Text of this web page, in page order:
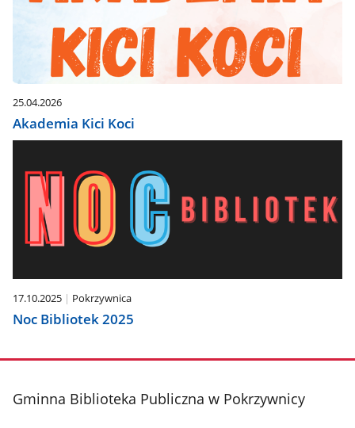
25.04.2026
Akademia Kici Koci
17.10.2025 Pokrzywnica
Noc Bibliotek 2025
stopka
Gminna Biblioteka Publiczna w Pokrzywnicy